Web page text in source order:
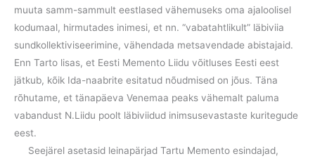
muuta samm-sammult eestlased vähemuseks oma ajaloolisel
kodumaal, hirmutades inimesi, et nn. “vabatahtlikult” läbiviia
sundkollektiviseerimine, vähendada metsavendade abistajaid.
Enn Tarto lisas, et Eesti Memento Liidu võitluses Eesti eest
jätkub, kõik Ida-naabrite esitatud nõudmised on jõus. Täna
rõhutame, et tänapäeva Venemaa peaks vähemalt paluma
vabandust N.Liidu poolt läbiviidud inimsusevastaste kuritegude
eest.
Seejärel asetasid leinapärjad Tartu Memento esindajad,